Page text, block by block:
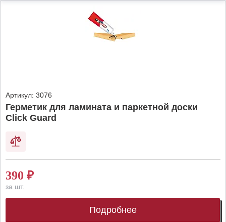
Артикул: 3076
Герметик для ламината и паркетной доски
Click Guard
390 ₽
за шт.
Подробнее